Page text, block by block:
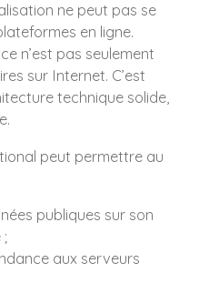
ne peut pas se
en ligne.
n’est pas seulement
sur Internet. C’est
technique solide,
peut permettre au
publiques sur son
aux serveurs